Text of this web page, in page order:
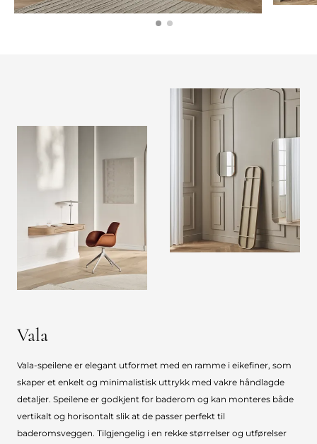
Vala
Vala-speilene er elegant utformet med en ramme i eikefiner, som
skaper et enkelt og minimalistisk uttrykk med vakre håndlagde
detaljer. Speilene er godkjent for baderom og kan monteres både
vertikalt og horisontalt slik at de passer perfekt til
baderomsveggen. Tilgjengelig i en rekke størrelser og utførelser